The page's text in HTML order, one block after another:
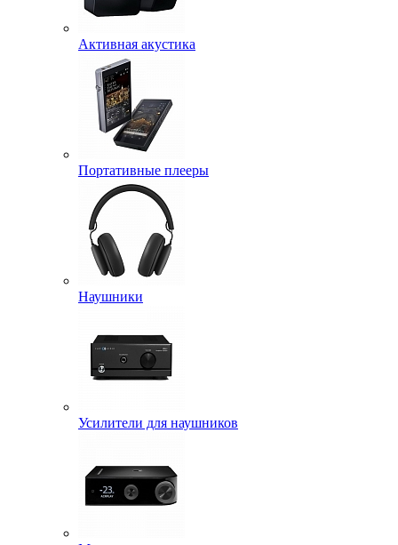
Активная акустика
Портативные плееры
Наушники
Усилители для наушников